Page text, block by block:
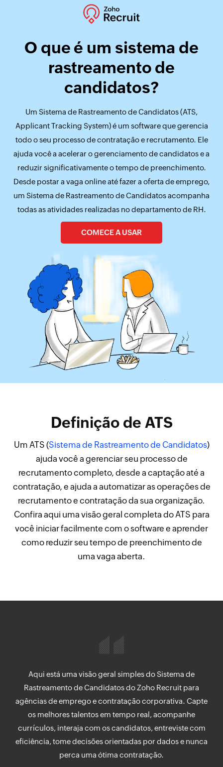
O que é um sistema de
rastreamento de
candidatos?
Um Sistema de Rastreamento de Candidatos (ATS,
Applicant Tracking System) é um software que gerencia
todo o seu processo de contratação e recrutamento. Ele
ajuda você a acelerar o gerenciamento de candidatos e a
reduzir significativamente o tempo de preenchimento.
Desde postar a vaga online até fazer a oferta de emprego,
um Sistema de Rastreamento de Candidatos acompanha
todas as atividades realizadas no departamento de RH.
COMECE A USAR
Definição de ATS
Um ATS (Sistema de Rastreamento de Candidatos)
ajuda você a gerenciar seu processo de
recrutamento completo, desde a captação até a
contratação, e ajuda a automatizar as operações de
recrutamento e contratação da sua organização.
Confira aqui uma visão geral completa do ATS para
você iniciar facilmente com o software e aprender
como reduzir seu tempo de preenchimento de
uma vaga aberta.
Aqui está uma visão geral simples do Sistema de
Rastreamento de Candidatos do Zoho Recruit para
agências de emprego e contratação corporativa. Capte
os melhores talentos em tempo real, acompanhe
currículos, interaja com os candidatos, entreviste com
eficiência, tome decisões orientadas por dados e nunca
perca uma ótima contratação.